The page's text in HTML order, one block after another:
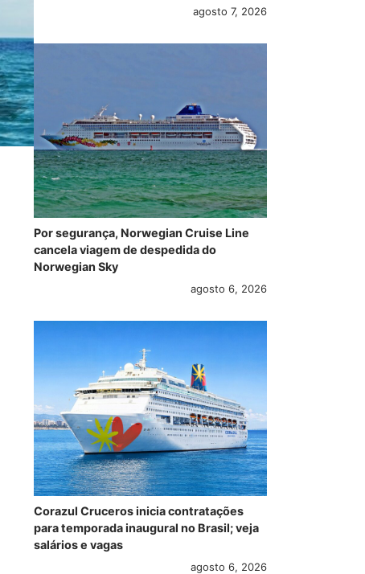
agosto 7, 2026
Por segurança, Norwegian Cruise Line
cancela viagem de despedida do
Norwegian Sky
agosto 6, 2026
Corazul Cruceros inicia contratações
para temporada inaugural no Brasil; veja
salários e vagas
agosto 6, 2026